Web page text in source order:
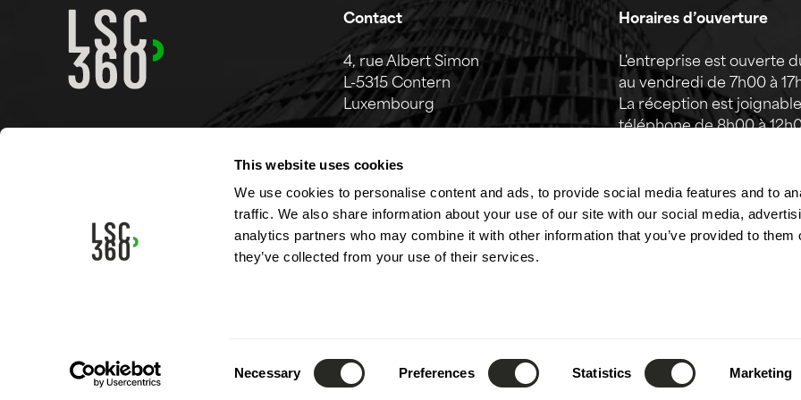
This website uses cookies
We use cookies to personalise content and ads, to provide social media features and to
traffic. We also share information about your use of our site with our social media,
analytics partners who may combine it with other information that you’ve provided to them
they’ve collected from your use of their services.
Necessary Preferences Statistics Marketing
Contact
4, rue Albert Simon
L-5315 Contern
Luxembourg
Mail.:info@lsc360.lu
Horaires d’ouverture
L'entreprise est ouverte
au vendredi de 7h00 à
La réception est
téléphone de 8h00 à
Ces horaires sont
jours fériés et période de
annuel.
Mentions légales Politique de confidentialité